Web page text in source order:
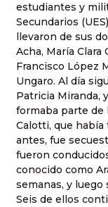
estudiantes y
Secundarios
llevaron de sus
Acha, María Clara
Francisco López
Ungaro. Al día
Patricia Miranda,
formaba parte de
Calotti, que
antes, fue
fueron
conocido como
semanas, y luego
Seis de ellos